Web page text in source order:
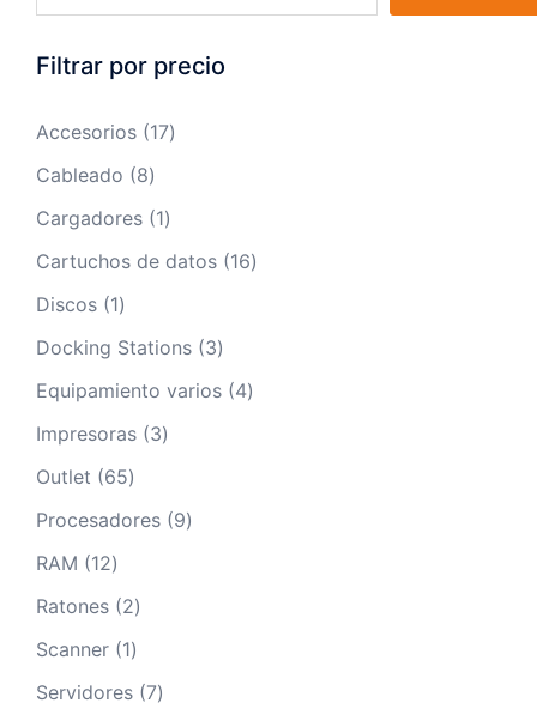
Filtrar por precio
Accesorios 1717
Cableado 88
productos
Cargadores 11
producto
Cartuchos de datos 1616
Discos 11
Docking Stations 33
productos
Equipamiento varios 44
Impresoras 33
Outlet 6565
productos
Procesadores 99
RAM 1212
productos
Ratones 22
Scanner 11
producto
Servidores 77